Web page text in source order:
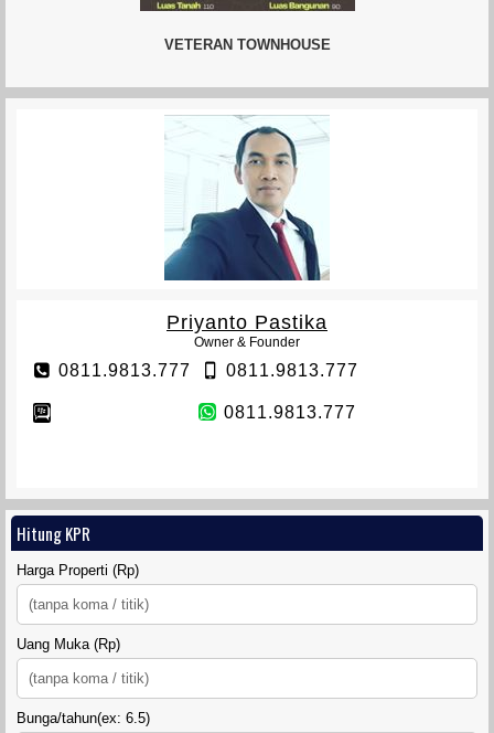
VETERAN TOWNHOUSE
Priyanto Pastika
Owner & Founder
0811.9813.777 0811.9813.777
0811.9813.777
Hitung KPR
Harga Properti (Rp)
Uang Muka (Rp)
Bunga/tahun(ex: 6.5)